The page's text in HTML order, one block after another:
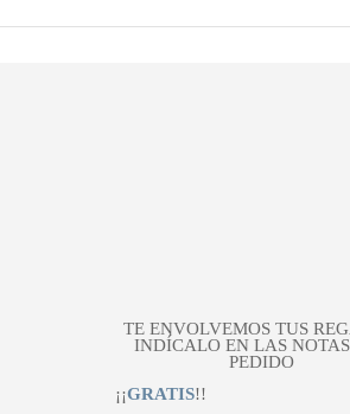
TE ENVOLVEMOS TUS
INDÍCALO EN LAS
PEDIDO
¡¡GRATIS!!